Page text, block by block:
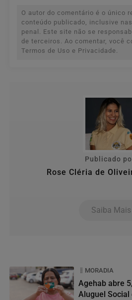
O autor do comentário é o único
conteúdo publicado, inclusive
penal. Este site não se
de terceiros. Ao comentar, você
Termos de Uso e Privacidade.
Publicado
Rose Cléria de
Saiba Mais
MORADIA
Agehab abre
Aluguel